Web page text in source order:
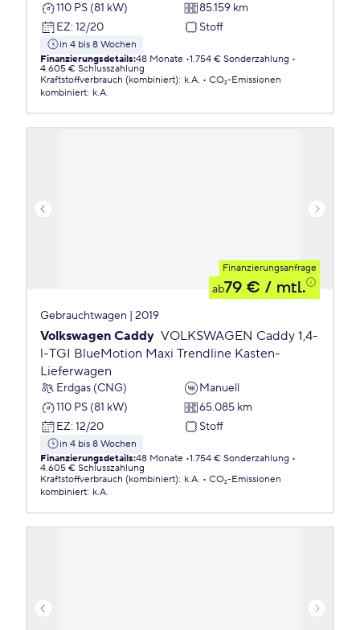
110 PS (81 kW)
85.159 km
EZ: 12/20 Stoff
in 4 bis 8 Wochen
Finanzierungsdetails:48 Monate 1.754 € Sonderzahlung
4.605 € Schlusszahlung
Kraftstoffverbrauch (kombiniert): k.A.
CO₂-Emissionen
kombiniert: k.A.
Finanzierungsanfrage
ab79 € / mtl.
Gebrauchtwagen | 2019
Volkswagen Caddy VOLKSWAGEN Caddy 1,4-
l-TGI BlueMotion Maxi Trendline Kasten-
Lieferwagen
Erdgas (CNG)
Manuell
110 PS (81 kW)
65.085 km
EZ: 12/20 Stoff
in 4 bis 8 Wochen
Finanzierungsdetails:48 Monate 1.754 € Sonderzahlung
4.605 € Schlusszahlung
Kraftstoffverbrauch (kombiniert): k.A.
CO₂-Emissionen
kombiniert: k.A.